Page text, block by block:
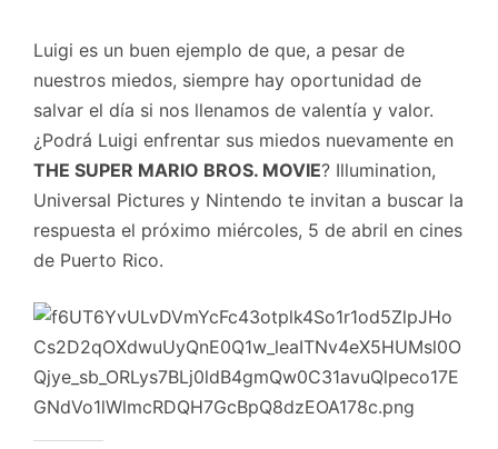
Luigi es un buen ejemplo de que, a pesar de
nuestros miedos, siempre hay oportunidad de
salvar el día si nos llenamos de valentía y valor.
¿Podrá Luigi enfrentar sus miedos nuevamente en
THE SUPER MARIO BROS. MOVIE? Illumination,
Universal Pictures y Nintendo te invitan a buscar la
respuesta el próximo miércoles, 5 de abril en cines
de Puerto Rico.